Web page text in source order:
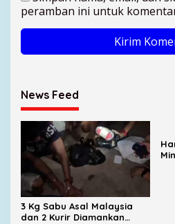
peramban ini untuk
News Feed
3 Kg Sabu Asal Malaysia
dan 2 Kurir Diamankan